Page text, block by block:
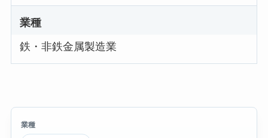
業種
鉄・非鉄金属製造業
業種